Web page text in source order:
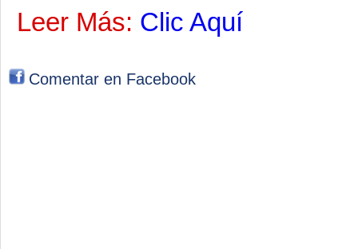
Leer Más: Clic Aquí
Comentar en Facebook